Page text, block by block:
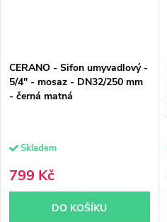
CERANO - Sifon umyvadlový -
5/4" - mosaz - DN32/250 mm
- černá matná
Skladem
799 Kč
DO KOŠÍKU